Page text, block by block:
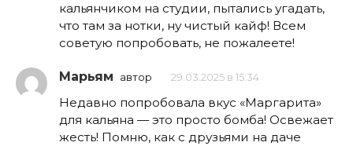
кальянчиком на студии, пытались угадать,
что там за нотки, ну чистый кайф! Всем
советую попробовать, не пожалеете!
Марьям автор 29.03.2025 в 15:34
Недавно попробовала вкус «Маргарита»
для кальяна — это просто бомба! Освежает
жесть! Помню, как с друзьями на даче